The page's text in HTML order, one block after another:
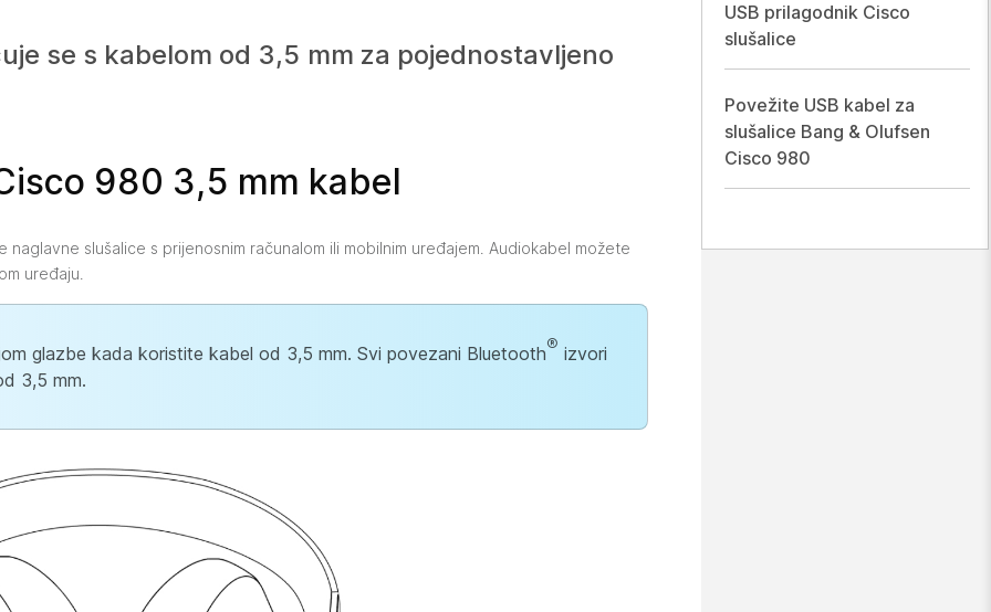
se s kabelom od 3,5 mm za pojednostavljeno
980 3,5 mm kabel
slušalice s prijenosnim računalom ili mobilnim uređajem. Audiokabel možete
uređaju.
glazbe kada koristite kabel od 3,5 mm. Svi povezani Bluetooth® izvori
3,5 mm.
USB prilagodnik Cisco
slušalice
Povežite USB kabel za
slušalice Bang & Olufsen
Cisco 980